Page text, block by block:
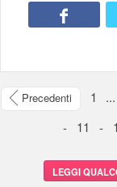
Precedenti 1 ...
-
11 -
LEGGI